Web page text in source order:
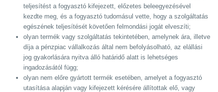
teljesítést a fogyasztó kifejezett, előzetes beleegyezésével
kezdte meg, és a fogyasztó tudomásul vette, hogy a szolgáltatás
egészének teljesítését követően felmondási jogát elveszíti;
olyan termék vagy szolgáltatás tekintetében, amelynek ára, illetve
díja a pénzpiac vállalkozás által nem befolyásolható, az elállási
jog gyakorlására nyitva álló határidő alatt is lehetséges
ingadozásától függ;
olyan nem előre gyártott termék esetében, amelyet a fogyasztó
utasítása alapján vagy kifejezett kérésére állítottak elő, vagy